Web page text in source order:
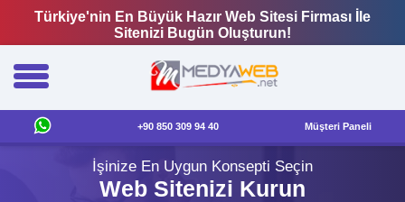
Türkiye'nin En Büyük Hazır Web Sitesi Firması İle
Sitenizi Bugün Oluşturun!
+90 850 309 94 40 Müşteri Paneli
İşinize En Uygun Konsepti Seçin
Web Sitenizi Kurun